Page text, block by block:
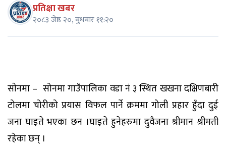
प्रतिक्षा खबर
२०८३ जेष्ठ २०, बुधबार ११:२०
साेनमा – सोनमा गाउँपालिका वडा नं ३ स्थित खखना दक्षिणबारी
टोलमा चोरीको प्रयास विफल पार्ने क्रममा गोली प्रहार हुँदा दुई
जना घाइते भएका छन ।घाइते हुनेहरुमा दुवैजना श्रीमान श्रीमती
रहेका छन् ।